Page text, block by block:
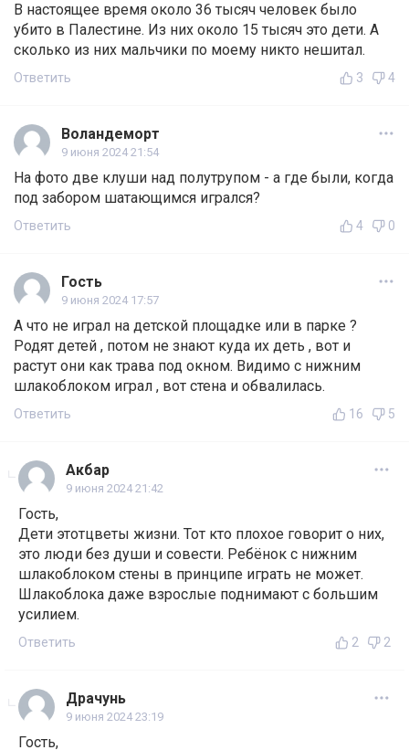
В настоящее время около 36 тысяч человек было
убито в Палестине. Из них около 15 тысяч это дети. А
сколько из них мальчики по моему никто нешитал.
Ответить 3 4
Воландеморт
9 июня 2024 21:54
На фото две клуши над полутрупом - а где были, когда
под забором шатающимся игрался?
Ответить 4 0
Гость
9 июня 2024 17:57
А что не играл на детской площадке или в парке ?
Родят детей , потом не знают куда их деть , вот и
растут они как трава под окном. Видимо с нижним
шлакоблоком играл , вот стена и обвалилась.
Ответить 16 5
Акбар
9 июня 2024 21:42
Гость,
Дети этотцветы жизни. Тот кто плохое говорит о них,
это люди без души и совести. Ребёнок с нижним
шлакоблоком стены в принципе играть не может.
Шлакоблока даже взрослые поднимают с большим
усилием.
Ответить 2 2
Драчунь
9 июня 2024 23:19
Гость,